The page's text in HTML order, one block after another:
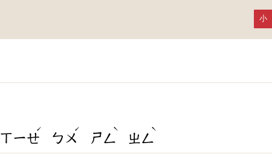
小
ㄒㄧㄝ
ˊ
ㄅㄨ
ˊ
ㄕㄥ
ˋ
ㄓㄥ
ˋ